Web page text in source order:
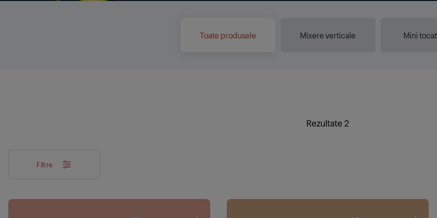
Toate produsele Mixere verticale Mini
Rezultate 2
Filtre